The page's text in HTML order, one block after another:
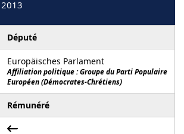
Député
Europäisches Parlament
Affiliation politique : Groupe du Parti Populaire
Européen (Démocrates-Chrétiens)
Rémunéré